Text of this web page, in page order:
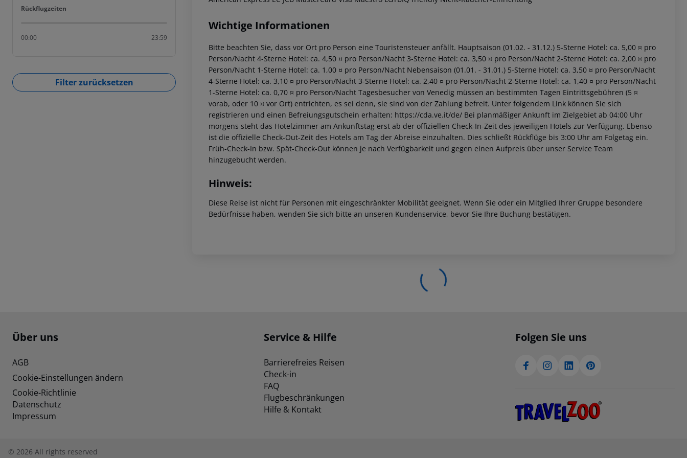
Rückflugzeiten
Rückflugzeiten
00:00 23:59
Filter zurücksetzen
Wichtige Informationen
Bitte beachten Sie, dass vor Ort pro Person eine Touristensteuer anfällt. Hauptsaison (01.02. - 31.12.) 5-Sterne Hotel: ca. 5,00 ¤ pro
Person/Nacht 4-Sterne Hotel: ca. 4,50 ¤ pro Person/Nacht 3-Sterne Hotel: ca. 3,50 ¤ pro Person/Nacht 2-Sterne Hotel: ca. 2,00 ¤ pro
Person/Nacht 1-Sterne Hotel: ca. 1,00 ¤ pro Person/Nacht Nebensaison (01.01. - 31.01.) 5-Sterne Hotel: ca. 3,50 ¤ pro Person/Nacht
4-Sterne Hotel: ca. 3,10 ¤ pro Person/Nacht 3-Sterne Hotel: ca. 2,40 ¤ pro Person/Nacht 2-Sterne Hotel: ca. 1,40 ¤ pro Person/Nacht
1-Sterne Hotel: ca. 0,70 ¤ pro Person/Nacht Tagesbesucher von Venedig müssen an bestimmten Tagen Eintrittsgebühren (5 ¤
vorab, oder 10 ¤ vor Ort) entrichten, es sei denn, sie sind von der Zahlung befreit. Unter folgendem Link können Sie sich
registrieren und einen Befreiungsgutschein erhalten: https://cda.ve.it/de/ Bei planmäßiger Ankunft im Zielgebiet ab 04:00 Uhr
morgens steht das Hotelzimmer am Ankunftstag erst ab der offiziellen Check-In-Zeit des jeweiligen Hotels zur Verfügung. Ebenso
ist die offizielle Check-Out-Zeit des Hotels am Tag der Abreise einzuhalten. Dies schließt Rückflüge bis 3:00 Uhr am Folgetag ein.
Früh-Check-In bzw. Spät-Check-Out können je nach Verfügbarkeit und gegen einen Aufpreis über unser Service Team
hinzugebucht werden.
Hinweis:
Diese Reise ist nicht für Personen mit eingeschränkter Mobilität geeignet. Wenn Sie oder ein Mitglied Ihrer Gruppe besondere
Bedürfnisse haben, wenden Sie sich bitte an unseren Kundenservice, bevor Sie Ihre Buchung bestätigen.
Footer navigation
Über uns
AGB
Cookie-Einstellungen ändern
Cookie-Richtlinie
Datenschutz
Impressum
Service & Hilfe
Barrierefreies Reisen
Check-in
FAQ
Flugbeschränkungen
Hilfe & Kontakt
Folgen Sie uns
© 2026 All rights reserved